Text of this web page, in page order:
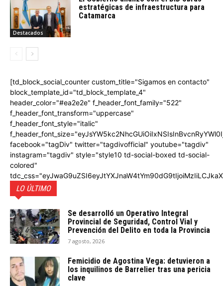
Destacados
estratégicas de infraestructura para
Catamarca
[td_block_social_counter custom_title="Sigamos en contacto"
block_template_id="td_block_template_4"
header_color="#ea2e2e" f_header_font_family="522"
f_header_font_transform="uppercase"
f_header_font_style="italic"
facebook="tagDiv" twitter="tagdivofficial" youtube="tagdiv"
instagram="tagdiv" style="style10 td-social-boxed td-social-
colored"
LO ÚLTIMO
Se desarrolló un Operativo Integral
Provincial de Seguridad, Control Vial y
Prevención del Delito en toda la Provincia
7 agosto, 2026
Femicidio de Agostina Vega: detuvieron a
los inquilinos de Barrelier tras una pericia
clave